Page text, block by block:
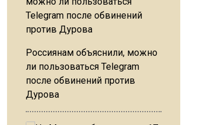
Россиянам объяснили, можно
ли пользоваться Telegram
после обвинений против
Дурова